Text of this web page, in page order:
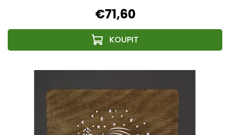
€71,60